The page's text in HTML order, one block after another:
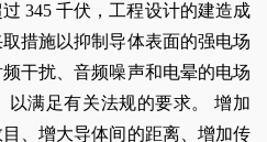
345 千伏，工程设计的建造成
措施以抑制导体表面的强电场
干扰、音频噪声和电晕的电场
以满足有关法规的要求。 增加
、增大导体间的距离、增加传